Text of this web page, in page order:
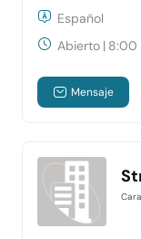
Español
Abierto | 8:00
Mensaje